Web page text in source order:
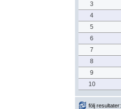
3
4
5
6
7
8
9
10
följ resultater: